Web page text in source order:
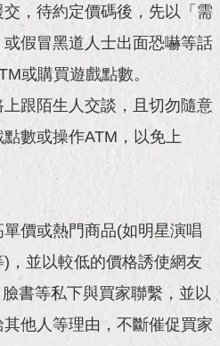
，待約定價碼後，先以「需
假冒黑道人士出面恐嚇等話
或購買遊戲點數。
跟陌生人交談，且切勿隨意
數或操作ATM，以免上
價或熱門商品(如明星演唱
，並以較低的價格誘使網友
書等私下與買家聯繫，並以
他人等理由，不斷催促買家